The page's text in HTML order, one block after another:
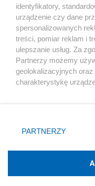
Kultura
X Facebook
identyfikatory,
urządzenie czy dane
spersonalizowanych
treści, pomiar reklam i
ulepszanie usług. Za
Partnerzy możemy
geolokalizacyjnych
charakterystykę
zmienić/wycofać
znajdujący się w
rodzaje przetwarzania
użytkownika, ale masz
PARTNERZY